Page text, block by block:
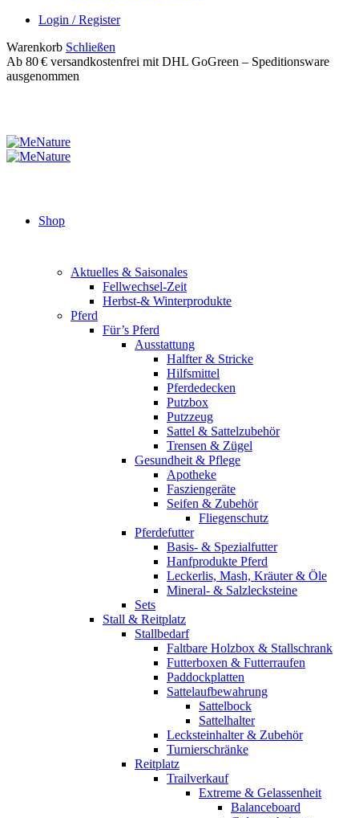
Login / Register
Warenkorb Schließen
Ab 80 € versandkostenfrei mit DHL GoGreen – Speditionsware
ausgenommen
Shop
Aktuelles & Saisonales
Fellwechsel-Zeit
Herbst-& Winterprodukte
Pferd
Für’s Pferd
Ausstattung
Halfter & Stricke
Hilfsmittel
Pferdedecken
Putzbox
Putzzeug
Sattel & Sattelzubehör
Trensen & Zügel
Gesundheit & Pflege
Apotheke
Fasziengeräte
Seifen & Zubehör
Fliegenschutz
Pferdefutter
Basis- & Spezialfutter
Hanfprodukte Pferd
Leckerlis, Mash, Kräuter & Öle
Mineral- & Salzlecksteine
Sets
Stall & Reitplatz
Stallbedarf
Faltbare Holzbox & Stallschrank
Futterboxen & Futterraufen
Paddockplatten
Sattelaufbewahrung
Sattelbock
Sattelhalter
Lecksteinhalter & Zubehör
Turnierschränke
Reitplatz
Trailverkauf
Extreme & Gelassenheit
Balanceboard